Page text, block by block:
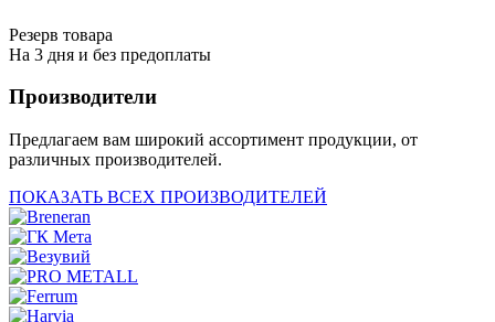
Резерв товара
На 3 дня и без предоплаты
Производители
Предлагаем вам широкий ассортимент продукции, от
различных производителей.
ПОКАЗАТЬ ВСЕХ ПРОИЗВОДИТЕЛЕЙ